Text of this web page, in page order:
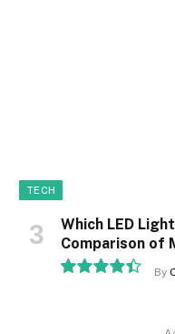
TECH
Which LED
Comparison of
By